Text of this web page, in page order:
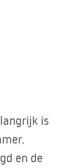
is
en de